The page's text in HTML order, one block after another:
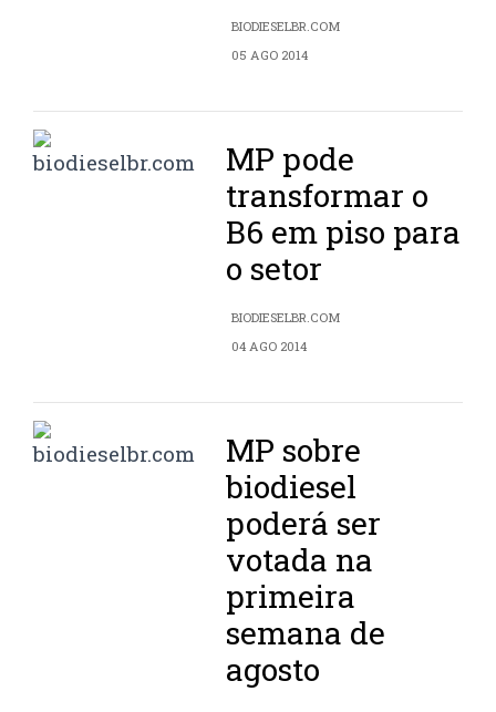
BIODIESELBR.COM
05 AGO 2014
MP pode
transformar o
B6 em piso para
o setor
BIODIESELBR.COM
04 AGO 2014
MP sobre
biodiesel
poderá ser
votada na
primeira
semana de
agosto